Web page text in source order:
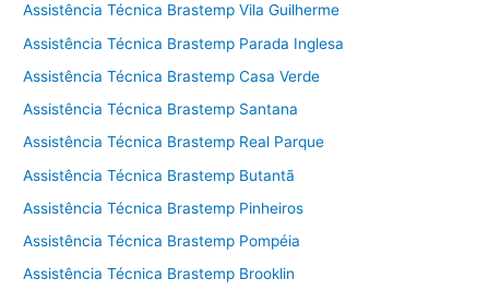
Assistência Técnica Brastemp Vila Guilherme
Assistência Técnica Brastemp Parada Inglesa
Assistência Técnica Brastemp Casa Verde
Assistência Técnica Brastemp Santana
Assistência Técnica Brastemp Real Parque
Assistência Técnica Brastemp Butantã
Assistência Técnica Brastemp Pinheiros
Assistência Técnica Brastemp Pompéia
Assistência Técnica Brastemp Brooklin